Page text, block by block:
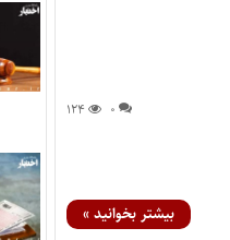
۰ ۱۲۴
بیشتر بخوانید »